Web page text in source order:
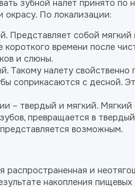
зубной налет принято по
окрасу. По локализации:
Представляет собой
короткого времени после
и слюны.
Такому налету свойственно
соприкасаются с десной.
– твердый и мягкий.
превращается в
возможным.
распространенная и
накопления